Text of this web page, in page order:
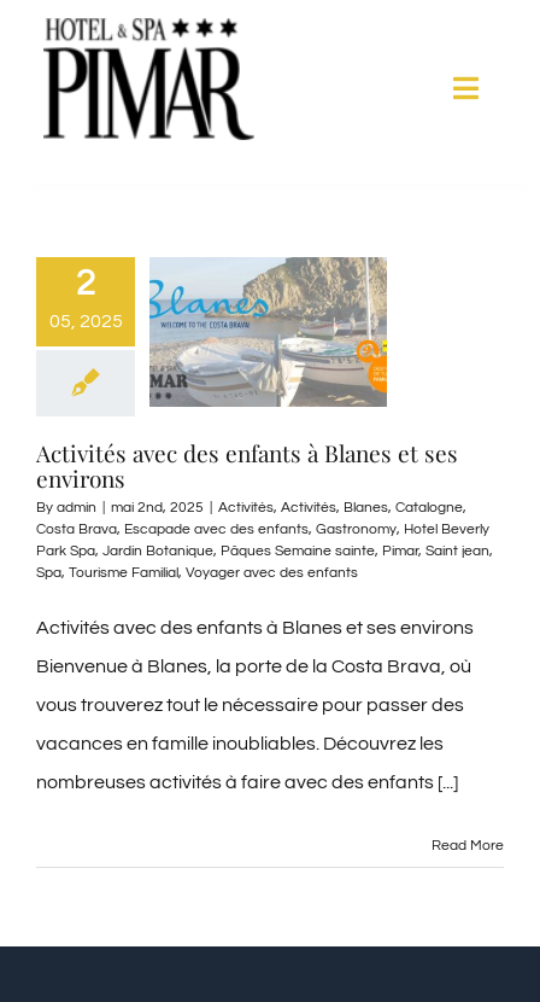
content
Toggle
Services d’hôtel
Galerie
Contact
Blog
Français
2
05, 2025
Activités avec des enfants à Blanes et ses
environs
By admin mai 2nd, 2025 Activités, Activités, Blanes, Catalogne,
Costa Brava, Escapade avec des enfants, Gastronomy, Hotel Beverly
Park Spa, Jardin Botanique, Pâques Semaine sainte, Pimar, Saint jean,
Spa, Tourisme Familial, Voyager avec des enfants
Activités avec des enfants à Blanes et ses environs
Bienvenue à Blanes, la porte de la Costa Brava, où
vous trouverez tout le nécessaire pour passer des
vacances en famille inoubliables. Découvrez les
nombreuses activités à faire avec des enfants [...]
Read More